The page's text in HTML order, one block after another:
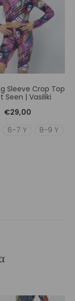
Sleeve Crop Top
Seen | Vasiliki
€29,00
6-7 Y
8-9 Y